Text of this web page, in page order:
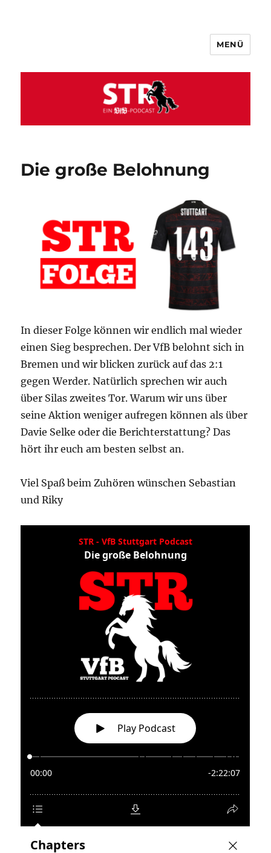
MENÜ
Die große Belohnung
In dieser Folge können wir endlich mal wieder
einen Sieg besprechen. Der VfB belohnt sich in
Bremen und wir blicken zurück auf das 2:1
gegen Werder. Natürlich sprechen wir auch
über Silas zweites Tor. Warum wir uns über
seine Aktion weniger aufregen können als über
Davie Selke oder die Berichterstattung? Das
hört ihr euch am besten selbst an.
Viel Spaß beim Zuhören wünschen Sebastian
und Riky